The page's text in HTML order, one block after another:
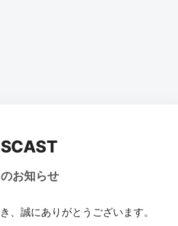
お知らせ
誠にありがとうございます。